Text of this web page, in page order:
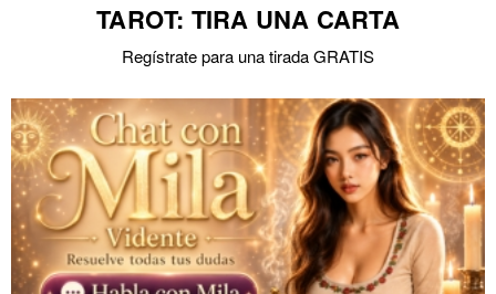
TAROT: TIRA UNA CARTA
Regístrate para una tirada GRATIS